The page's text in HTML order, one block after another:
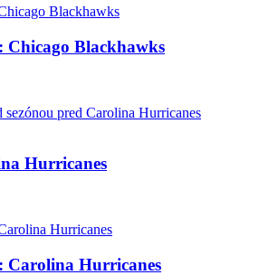
Chicago Blackhawks
Hurricanes
Carolina Hurricanes